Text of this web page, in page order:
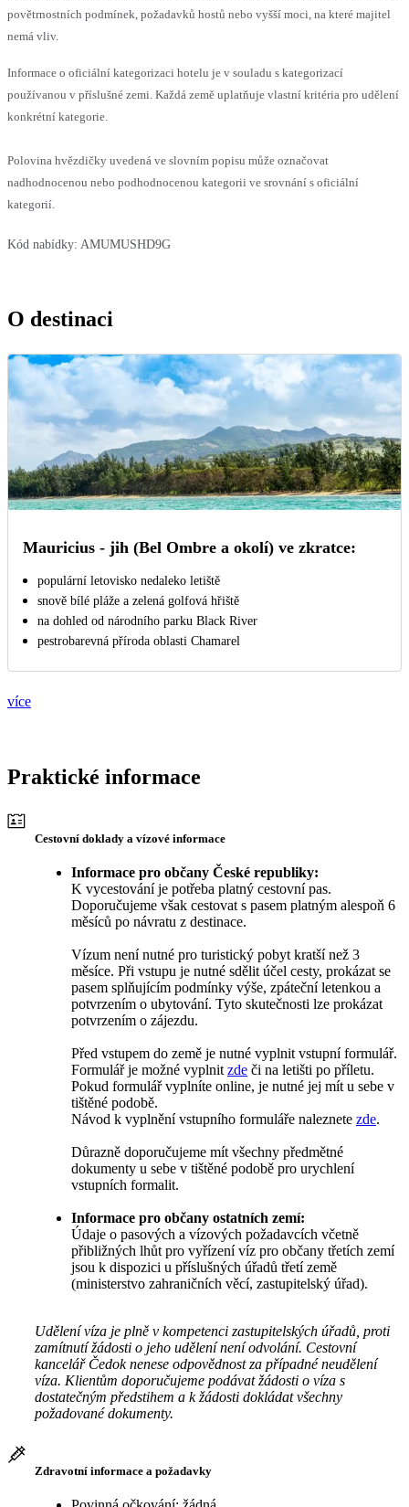
povětrnostních podmínek, požadavků hostů nebo vyšší moci, na které majitel
nemá vliv.
Informace o oficiální kategorizaci hotelu je v souladu s kategorizací
používanou v příslušné zemi. Každá země uplatňuje vlastní kritéria pro udělení
konkrétní kategorie.
Polovina hvězdičky uvedená ve slovním popisu může označovat
nadhodnocenou nebo podhodnocenou kategorii ve srovnání s oficiální
kategorií.
Kód nabídky: AMUMUSHD9G
O destinaci
Mauricius - jih (Bel Ombre a okolí) ve zkratce:
populární letovisko nedaleko letiště
snově bílé pláže a zelená golfová hřiště
na dohled od národního parku Black River
pestrobarevná příroda oblasti Chamarel
více
Praktické informace
Cestovní doklady a vízové informace
Informace pro občany České republiky:
K vycestování je potřeba platný cestovní pas.
Doporučujeme však cestovat s pasem platným alespoň 6
měsíců po návratu z destinace.
Vízum není nutné pro turistický pobyt kratší než 3
měsíce. Při vstupu je nutné sdělit účel cesty, prokázat se
pasem splňujícím podmínky výše, zpáteční letenkou a
potvrzením o ubytování. Tyto skutečnosti lze prokázat
potvrzením o zájezdu.
Před vstupem do země je nutné vyplnit vstupní formulář.
Formulář je možné vyplnit zde či na letišti po příletu.
Pokud formulář vyplníte online, je nutné jej mít u sebe v
tištěné podobě.
Návod k vyplnění vstupního formuláře naleznete zde.
Důrazně doporučujeme mít všechny předmětné
dokumenty u sebe v tištěné podobě pro urychlení
vstupních formalit.
Informace pro občany ostatních zemí:
Údaje o pasových a vízových požadavcích včetně
přibližných lhůt pro vyřízení víz pro občany třetích zemí
jsou k dispozici u příslušných úřadů třetí země
(ministerstvo zahraničních věcí, zastupitelský úřad).
Udělení víza je plně v kompetenci zastupitelských úřadů, proti
zamítnutí žádosti o jeho udělení není odvolání. Cestovní
kancelář Čedok nenese odpovědnost za případné neudělení
víza. Klientům doporučujeme podávat žádosti o víza s
dostatečným předstihem a k žádosti dokládat všechny
požadované dokumenty.
Zdravotní informace a požadavky